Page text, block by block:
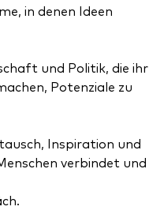
in denen Ideen
und Politik, die ihr
Potenziale zu
Inspiration und
verbindet und